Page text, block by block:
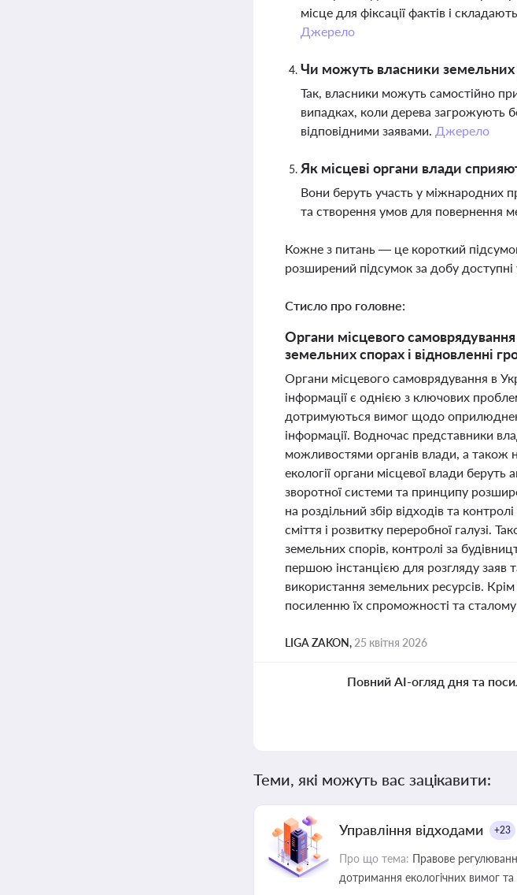
місце для фіксації фактів і
Джерело
Чи можуть власники земельних
Так, власники можуть самостійно
випадках, коли дерева загрожують
відповідними заявами. Джерело
Як місцеві органи влади
Вони беруть участь у міжнародних
та створення умов для повернення
Кожне з питань — це короткий
розширений підсумок за добу доступні
Стисло про головне:
Органи місцевого самоврядування
земельних спорах і відновленні
Органи місцевого самоврядування в
інформації є однією з ключових
дотримуються вимог щодо
інформації. Водночас представники
можливостями органів влади, а також
екології органи місцевої влади
зворотної системи та принципу
на роздільний збір відходів та
сміття і розвитку переробної галузі.
земельних спорів, контролі за
першою інстанцією для розгляду заяв
використання земельних ресурсів.
посиленню їх спроможності та сталому
LIGA ZAKON, 25 квітня 2026
Повний AI-огляд дня та
Теми, які можуть вас зацікавити:
Управління відходами +23
Про що тема: Правове
дотримання екологічних вимог та